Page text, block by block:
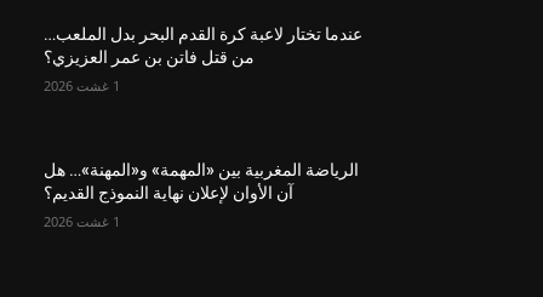
عندما تختار لاعبة كرة القدم البحر بدل الملعب…
من قتل فاتن بن عمر العزيزي؟
1 غشت 2026
الرياضة المغربية بين «المهمة» و«المهنة»… هل
آن الأوان لإعلان نهاية النموذج القديم؟
1 غشت 2026